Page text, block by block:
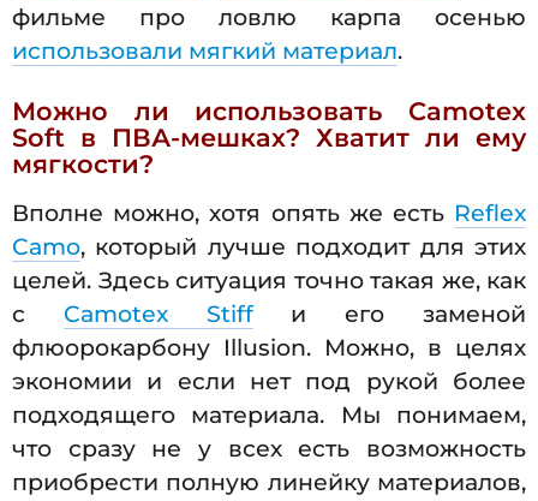
фильме про ловлю карпа осенью
использовали мягкий материал.
Можно ли использовать Camotex
Soft в ПВА-мешках? Хватит ли ему
мягкости?
Вполне можно, хотя опять же есть Reflex
Camo, который лучше подходит для этих
целей. Здесь ситуация точно такая же, как
с Camotex Stiffи его заменой
флюорокарбону Illusion. Можно, в целях
экономии и если нет под рукой более
подходящего материала. Мы понимаем,
что сразу не у всех есть возможность
приобрести полную линейку материалов,